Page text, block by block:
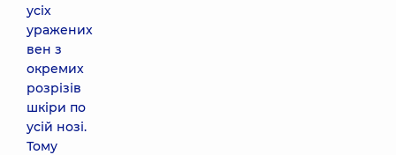
усіх
уражених
вен з
окремих
розрізів
шкіри по
усій нозі.
Тому